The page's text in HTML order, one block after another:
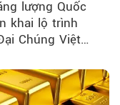
lượng Quốc
khai lộ trình
Chúng Việt